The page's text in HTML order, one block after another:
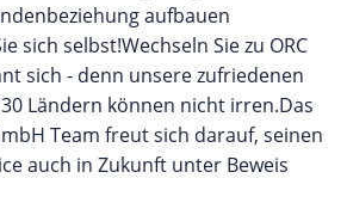
aufbauen
sich selbst!Wechseln Sie zu ORC
sich - denn unsere zufriedenen
Ländern können nicht irren.Das
Team freut sich darauf, seinen
auch in Zukunft unter Beweis